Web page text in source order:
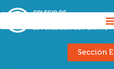
Sección